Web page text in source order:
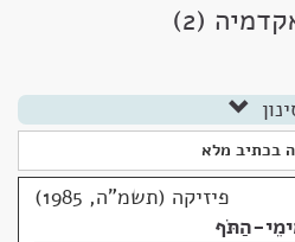
(2)
בכתיב מלא
פיזיקה (תשמ"ה, 1985)
הַתֹּף